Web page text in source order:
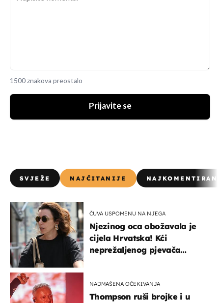
1500 znakova preostalo
Prijavite se
SVJEŽE NAJČITANIJE
ČUVA USPOMENU NA NJEGA
Njezinog oca obožavala je
cijela Hrvatska! Kći
neprežaljenog pjevača
NADMAŠENA OČEKIVANJA
Thompson ruši brojke i u